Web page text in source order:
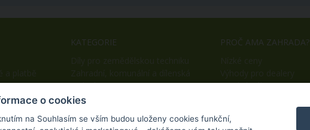
KATEGORIE
technika
PROČ AMA ZAHRADA?
Snadný nákup
o cookies
na Souhlasím se vším budou uloženy cookies funkční,